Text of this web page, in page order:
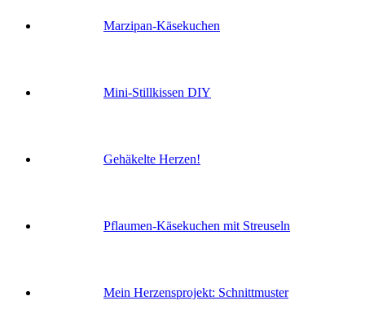
Marzipan-Käsekuchen
Mini-Stillkissen DIY
Gehäkelte Herzen!
Pflaumen-Käsekuchen mit Streuseln
Mein Herzensprojekt: Schnittmuster